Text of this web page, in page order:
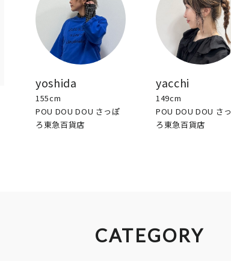
yoshida
155cm
POU DOU DOU さっぽ
ろ東急百貨店
yacchi
149cm
POU DOU DOU さ
ろ東急百貨店
CATEGORY